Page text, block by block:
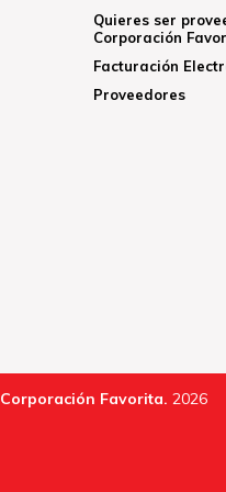
Quieres ser
Corporación
Facturación
Proveedores
Corporación Favorita. 2026